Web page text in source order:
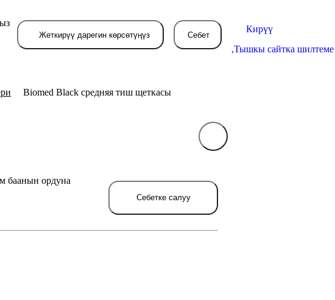
Жеткирүү дарегин көрсөтүңүз Себет
Кирүү
,Тышкы сайтка шилтеме
Biomed Black средняя тиш щеткасы
баанын ордуна
Себетке салуу
Бул жерде сиз буйрутма берген
товарлар пайда болот.